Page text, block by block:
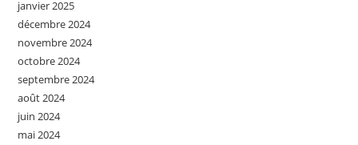
janvier 2025
décembre 2024
novembre 2024
octobre 2024
septembre 2024
août 2024
juin 2024
mai 2024